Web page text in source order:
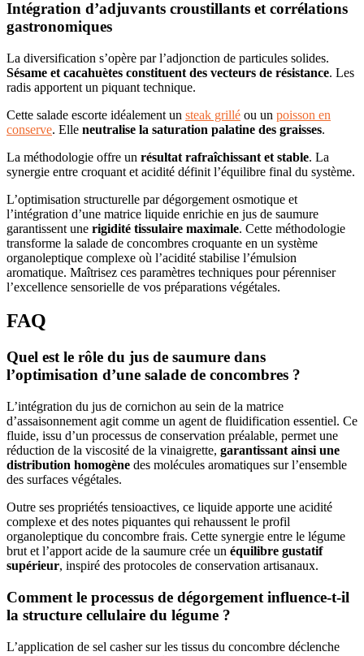
Intégration d’adjuvants croustillants et corrélations
gastronomiques
La diversification s’opère par l’adjonction de particules solides.
Sésame et cacahuètes constituent des vecteurs de résistance. Les
radis apportent un piquant technique.
Cette salade escorte idéalement un steak grillé ou un poisson en
conserve. Elle neutralise la saturation palatine des graisses.
La méthodologie offre un résultat rafraîchissant et stable. La
synergie entre croquant et acidité définit l’équilibre final du système.
L’optimisation structurelle par dégorgement osmotique et
l’intégration d’une matrice liquide enrichie en jus de saumure
garantissent une rigidité tissulaire maximale. Cette méthodologie
transforme la salade de concombres croquante en un système
organoleptique complexe où l’acidité stabilise l’émulsion
aromatique. Maîtrisez ces paramètres techniques pour pérenniser
l’excellence sensorielle de vos préparations végétales.
FAQ
Quel est le rôle du jus de saumure dans
l’optimisation d’une salade de concombres ?
L’intégration du jus de cornichon au sein de la matrice
d’assaisonnement agit comme un agent de fluidification essentiel. Ce
fluide, issu d’un processus de conservation préalable, permet une
réduction de la viscosité de la vinaigrette, garantissant ainsi une
distribution homogène des molécules aromatiques sur l’ensemble
des surfaces végétales.
Outre ses propriétés tensioactives, ce liquide apporte une acidité
complexe et des notes piquantes qui rehaussent le profil
organoleptique du concombre frais. Cette synergie entre le légume
brut et l’apport acide de la saumure crée un équilibre gustatif
supérieur, inspiré des protocoles de conservation artisanaux.
Comment le processus de dégorgement influence-t-il
la structure cellulaire du légume ?
L’application de sel casher sur les tissus du concombre déclenche